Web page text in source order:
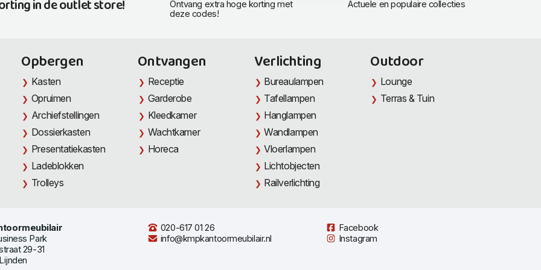
in de outlet store!
Ontvang extra hoge korting met
deze codes!
Actuele en populaire collecties
Opbergen
Kasten
Opruimen
Archiefstellingen
Dossierkasten
Presentatiekasten
Ladeblokken
Trolleys
Ontvangen
Receptie
Garderobe
Kleedkamer
Wachtkamer
Horeca
Verlichting
Bureaulampen
Tafellampen
Hanglampen
Wandlampen
Vloerlampen
Lichtobjecten
Railverlichting
Outdoor
Lounge
Terras & Tuin
Park
29-31
020-617 01 26
info@kmpkantoormeubilair.nl
Facebook
Instagram